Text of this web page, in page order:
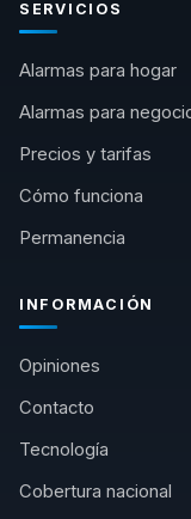
SERVICIOS
Alarmas para hogar
Alarmas para
Precios y tarifas
Cómo funciona
Permanencia
INFORMACIÓN
Opiniones
Contacto
Tecnología
Cobertura nacional